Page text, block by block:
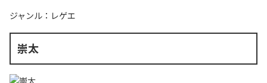
ジャンル： レゲエ
崇太